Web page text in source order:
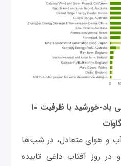
شکل ۲- پروژه‌های ترکیبی باد-خورشید با ظرفیت ۱۰
و هوای متعادل، در شب‌ها
روز آفتاب داغی تابیده